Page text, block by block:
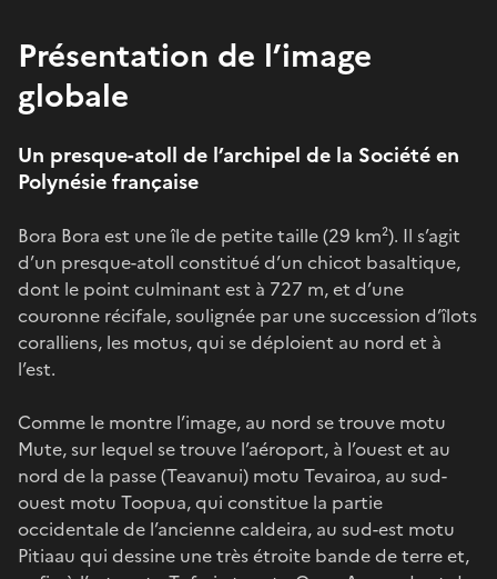
Présentation de l’image
globale
Un presque-atoll de l’archipel de la Société en
Polynésie française
Bora Bora est une île de petite taille (29 km²). Il s’agit
d’un presque-atoll constitué d’un chicot basaltique,
dont le point culminant est à 727 m, et d’une
couronne récifale, soulignée par une succession d’îlots
coralliens, les motus, qui se déploient au nord et à
l’est.
Comme le montre l’image, au nord se trouve motu
Mute, sur lequel se trouve l’aéroport, à l’ouest et au
nord de la passe (Teavanui) motu Tevairoa, au sud-
ouest motu Toopua, qui constitue la partie
occidentale de l’ancienne caldeira, au sud-est motu
Pitiaau qui dessine une très étroite bande de terre et,